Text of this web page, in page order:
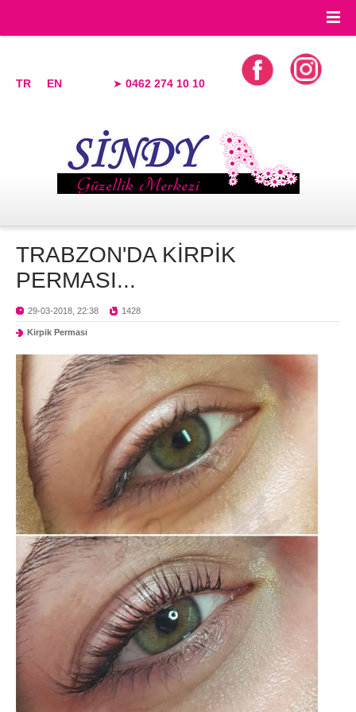
TR EN ➤ 0462 274 10 10
TRABZON'DA KİRPİK
PERMASI...
29-03-2018, 22:38 1428
Kirpik Perması